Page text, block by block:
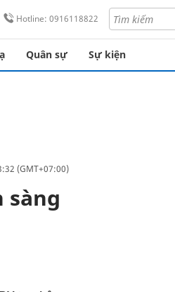
Hotline: 0916118822
Quân sự Sự kiện
(GMT+07:00)
sàng